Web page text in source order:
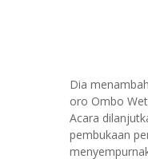
Dia
oro Ombo
Acara
pembukaan